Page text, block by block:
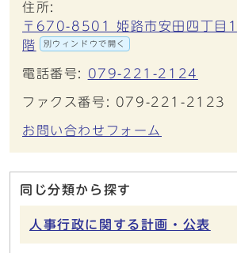
住所:
〒670-8501 姫路市安田四丁目
階
別ウィンドウで開く
電話番号: 079-221-2124
ファクス番号: 079-221-2123
お問い合わせフォーム
同じ分類から探す
人事行政に関する計画・公表